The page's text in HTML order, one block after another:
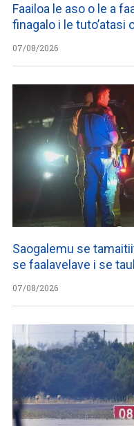
Faailoa le aso o le a
finagalo i le tuto’atasi
07/08/2026
Saogalemu se
se faalavelave i se
07/08/2026